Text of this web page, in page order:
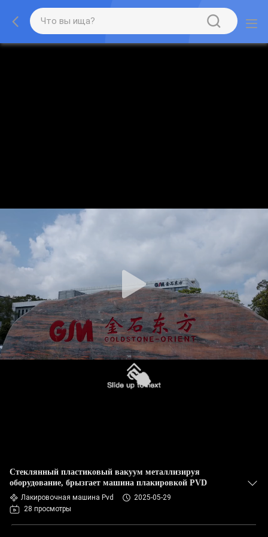
Стеклянный пластиковый вакуум металлизируя
оборудование, брызгает машина плакировкой PVD
Лакировочная машина Pvd
2025-05-29
28 просмотры